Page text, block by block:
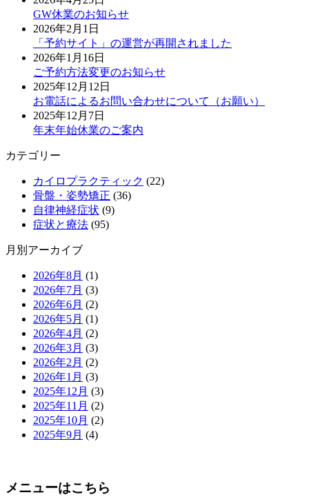
GW休業のお知らせ
2026年2月1日
「予約サイト」の運営が再開されました
2026年1月16日
ご予約方法変更のお知らせ
2025年12月12日
お電話によるお問い合わせについて（お願い）
2025年12月7日
年末年始休業のご案内
カテゴリー
カイロプラクティック (22)
骨盤・姿勢矯正 (36)
自律神経症状 (9)
症状と療法 (95)
月別アーカイブ
2026年8月 (1)
2026年7月 (3)
2026年6月 (2)
2026年5月 (1)
2026年4月 (2)
2026年3月 (3)
2026年2月 (2)
2026年1月 (3)
2025年12月 (3)
2025年11月 (2)
2025年10月 (2)
2025年9月 (4)
メニューはこちら